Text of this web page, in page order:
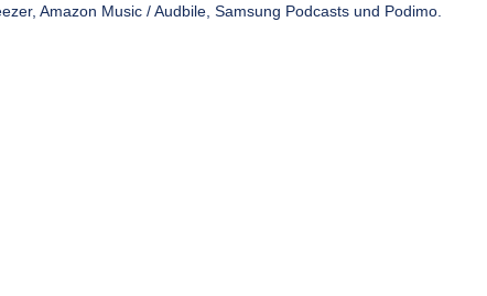
Amazon Music / Audbile, Samsung Podcasts und Podimo.